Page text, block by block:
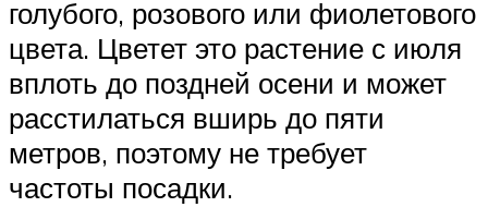
голубого, розового или фиолетового
цвета. Цветет это растение с июля
вплоть до поздней осени и может
расстилаться вширь до пяти
метров, поэтому не требует
частоты посадки.